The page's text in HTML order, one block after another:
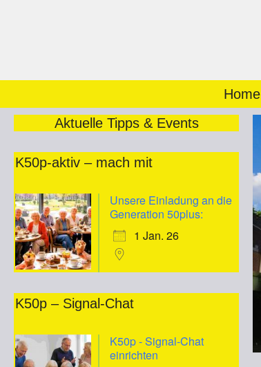
Home
Aktuelle Tipps & Events
K50p-aktiv – mach mit
Unsere Einladung an die
Generation 50plus:
1 Jan. 26
K50p – Signal-Chat
K50p - Signal-Chat
einrichten